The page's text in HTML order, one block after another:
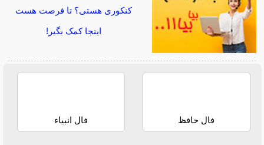
کنکوری هستی؟ تا فرصت هست
اینجا کمک بگیر!
فال حافظ فال انبیاء